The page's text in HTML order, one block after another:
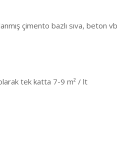
çimento bazlı sıva, beton vb
tek katta 7-9 m² / lt